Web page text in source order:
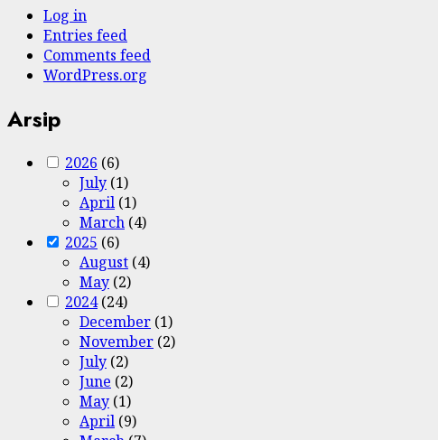
Log in
Entries feed
Comments feed
WordPress.org
Arsip
2026 (6)
July (1)
April (1)
March (4)
2025 (6)
August (4)
May (2)
2024(24)
December (1)
November (2)
July (2)
June (2)
May (1)
April (9)